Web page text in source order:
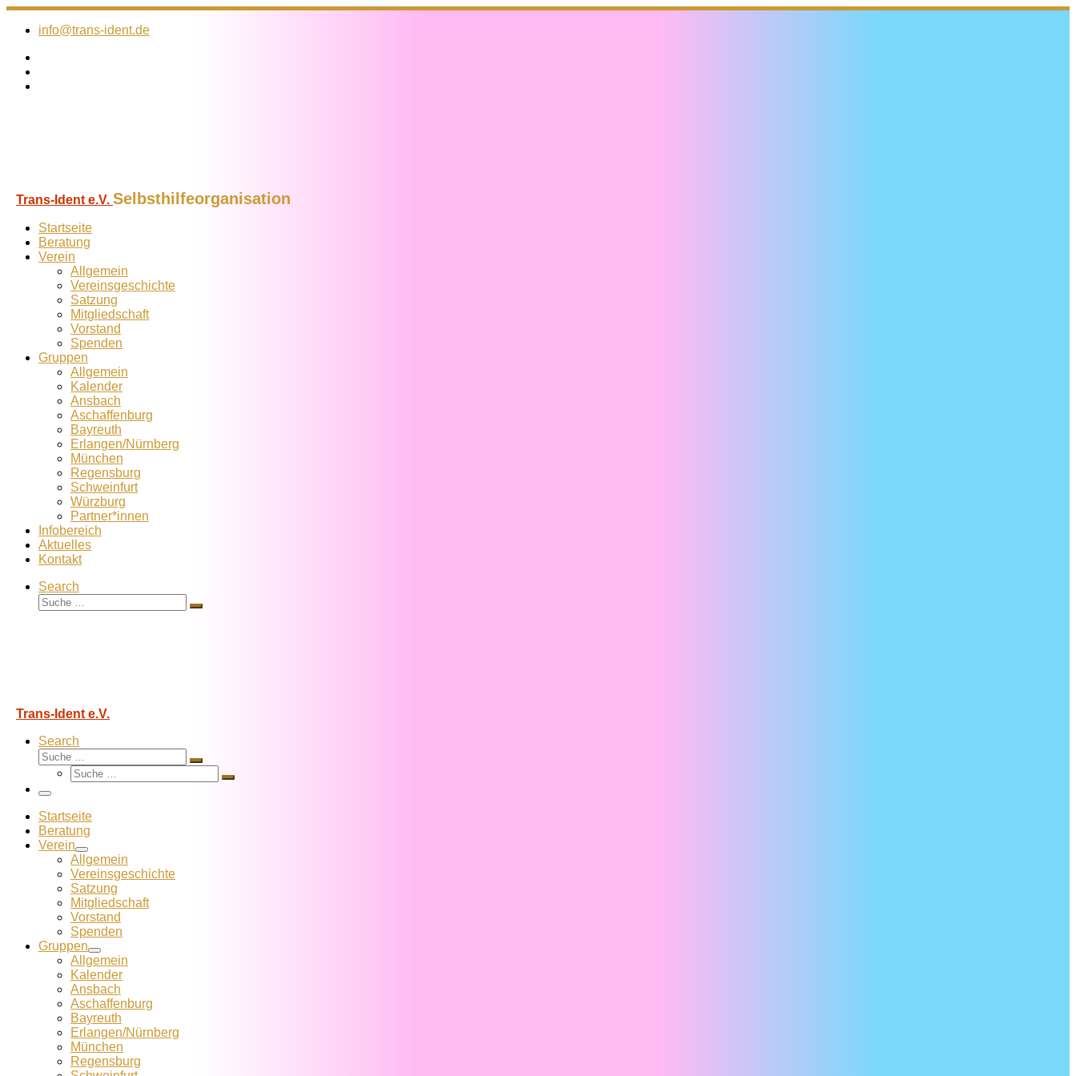
Zum
Inhalt
info@trans-ident.de
Trans-Ident e.V. Selbsthilfeorganisation
Startseite
Beratung
Verein
Allgemein
Vereins­geschichte
Satzung
Mitglied­schaft
Vorstand
Spenden
Gruppen
Allgemein
Kalender
Ansbach
Aschaffenburg
Bayreuth
Erlangen/Nürnberg
München
Regensburg
Schweinfurt
Würzburg
Partner*innen
Infobereich
Aktuelles
Kontakt
Search
Suche
Suche
Trans-Ident e.V.
Search
Suche
Suche
Suche
Suche
Menü
Startseite
Beratung
Verein
Allgemein
Vereins­geschichte
Satzung
Mitglied­schaft
Vorstand
Spenden
Gruppen
Allgemein
Kalender
Ansbach
Aschaffenburg
Bayreuth
Erlangen/Nürnberg
München
Regensburg